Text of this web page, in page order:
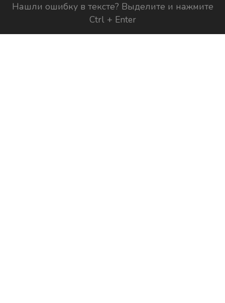
Нашли ошибку в тексте? Выделите и нажмите
Ctrl + Enter